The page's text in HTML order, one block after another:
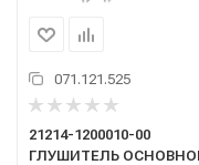
071.121.525
21214-1200010-00
ГЛУШИТЕЛЬ